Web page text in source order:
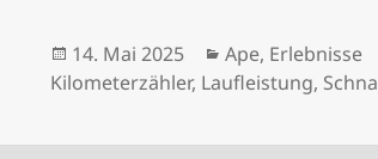
Veröffentlicht
am
14. Mai 2025 Kategorien
Ape, Erlebnisse
Kilometerzähler, Laufleistung,